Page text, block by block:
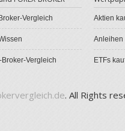
Vergleich
Broker-Vergleich
Aktien
Anleihen
ETFs
. All Rights